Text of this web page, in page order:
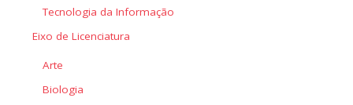
Tecnologia da Informação
Eixo de Licenciatura
Arte
Biologia